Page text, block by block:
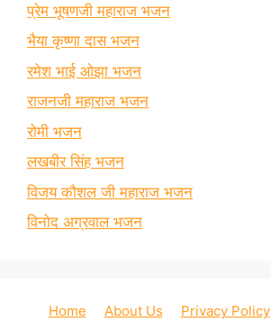
प्रेम भूषणजी महाराज भजन
भैया कृष्णा दास भजन
रमेश भाई ओझा भजन
राजनजी महाराज भजन
रोमी भजन
लखबीर सिंह भजन
विजय कौशल जी महाराज भजन
विनोद अग्रवाल भजन
Home About Us Privacy Policy